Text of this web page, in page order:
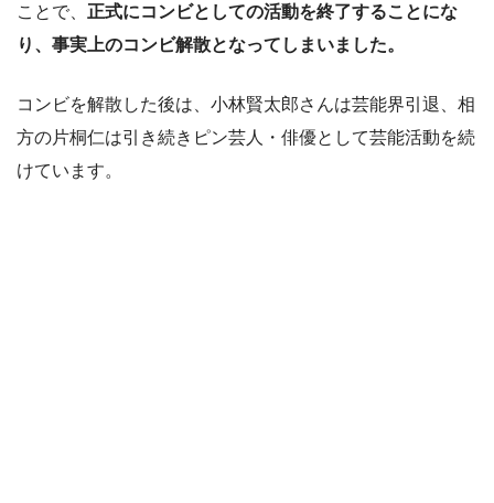
ことで、 正式にコンビとしての活動を終了することにな
り、事実上のコンビ解散となってしまいました。
コンビを解散した後は、小林賢太郎さんは芸能界引退、相
方の片桐仁は引き続きピン芸人・俳優として芸能活動を続
けています。